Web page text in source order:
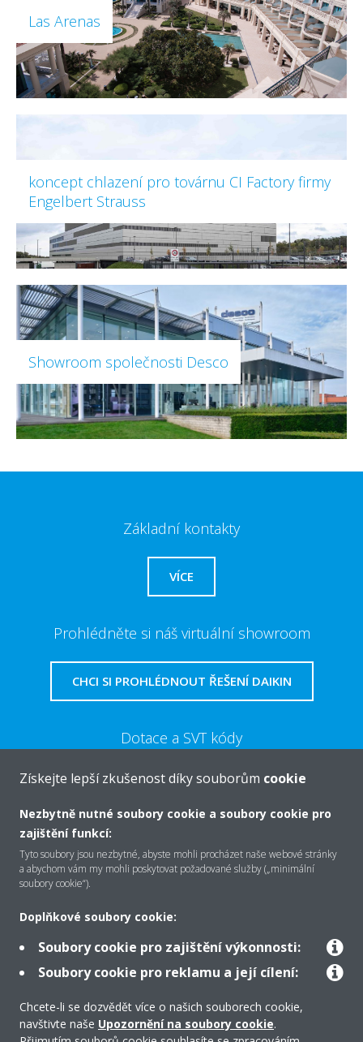
Las Arenas
koncept chlazení pro továrnu CI Factory firmy
Engelbert Strauss
Showroom společnosti Desco
Základní kontakty
VÍCE
Prohlédněte si náš virtuální showroom
CHCI SI PROHLÉDNOUT ŘEŠENÍ DAIKIN
Dotace a SVT kódy
VÍCE
O společnosti Daikin
Řešení
Podpora
Získejte lepší zkušenost díky souborům cookie
Nezbytně nutné soubory cookie a soubory cookie pro
zajištění funkcí:
Tyto soubory jsou nezbytné, abyste mohli procházet naše webové stránky
a abychom vám my mohli poskytovat požadované služby („minimální
soubory cookie“).
Doplňkové soubory cookie:
Soubory cookie pro zajištění výkonnosti:
Soubory cookie pro reklamu a její cílení:
Chcete-li se dozvědět více o našich souborech cookie,
navštivte naše Upozornění na soubory cookie.